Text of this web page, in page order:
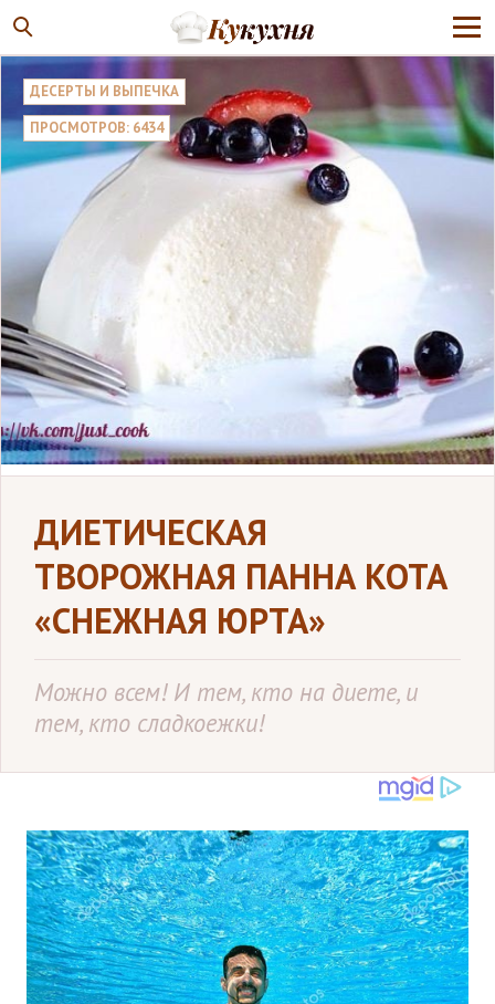
ДЕСЕРТЫ И ВЫПЕЧКА
ПРОСМОТРОВ: 6434
ДИЕТИЧЕСКАЯ
ТВОРОЖНАЯ ПАННА КОТА
«СНЕЖНАЯ ЮРТА»
Можно всем! И тем, кто на диете, и
тем, кто сладкоежки!